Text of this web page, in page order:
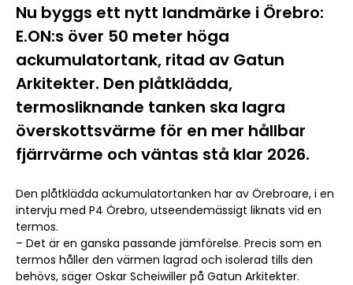
Nu byggs ett nytt landmärke i Örebro:
E.ON:s över 50 meter höga
ackumulatortank, ritad av Gatun
Arkitekter. Den plåtklädda,
termosliknande tanken ska lagra
överskottsvärme för en mer hållbar
fjärrvärme och väntas stå klar 2026.
Den plåtklädda ackumulatortanken har av Örebroare, i en
intervju med P4 Örebro, utseendemässigt liknats vid en
termos.
– Det är en ganska passande jämförelse. Precis som en
termos håller den värmen lagrad och isolerad tills den
behövs, säger Oskar Scheiwiller på Gatun Arkitekter.